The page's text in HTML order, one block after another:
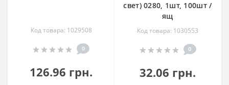
Код товара: 1029508
0
126.96 грн.
свет) 0280, 1шт, 100шт /
ящ
Код товара: 1030553
0
32.06 грн.